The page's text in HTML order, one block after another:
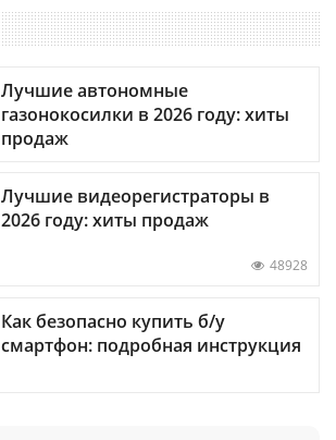
Лучшие автономные
газонокосилки в 2026 году: хиты
продаж
Лучшие видеорегистраторы в
2026 году: хиты продаж
48928
Как безопасно купить б/у
смартфон: подробная инструкция